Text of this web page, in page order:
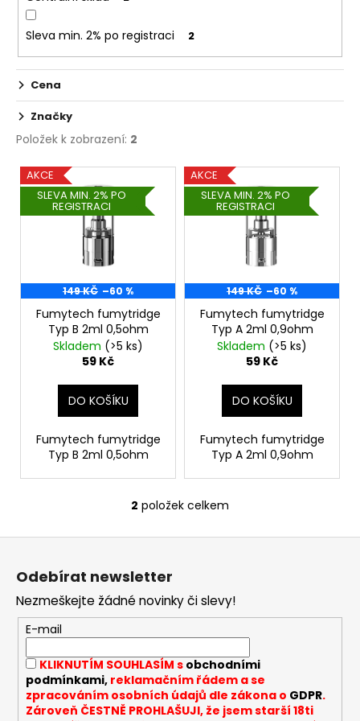
Sleva min. 2% po registraci 2
Cena
Značky
Položek k zobrazení: 2
V
ý
p
r
AKCE
SLEVA MIN. 2% PO
REGISTRACI
149 KČ –60 %
Fumytech fumytridge
Typ B 2ml 0,5ohm
Skladem (>5 ks)
59 Kč
DO KOŠÍKU
Fumytech fumytridge
Typ B 2ml 0,5ohm
AKCE
SLEVA MIN. 2% PO
REGISTRACI
149 KČ –60 %
Fumytech fumytridge
Typ A 2ml 0,9ohm
Skladem (>5 ks)
59 Kč
DO KOŠÍKU
Fumytech fumytridge
Typ A 2ml 0,9ohm
O
v
a
c
í
p
r
v
k
2 položek celkem
u
e
m
e
LOST
TP1000
META
MOON
-
OVOCE
Původně:
Z
Odebírat newsletter
Nezmeškejte žádné novinky či slevy!
E-mail
KLIKNUTÍM SOUHLASÍM s obchodními
podmínkami,reklamačním řádem a se
zpracováním osobních údajů dle zákona o GDPR.
Zároveň ČESTNĚ PROHLAŠUJI, že jsem starší 18ti